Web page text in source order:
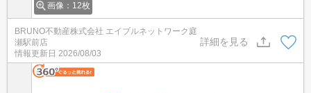
画像：12枚
BRUNO不動産株式会社 エイブルネットワーク庭
瀬駅前店
情報更新日 2026/08/03
詳細を見る